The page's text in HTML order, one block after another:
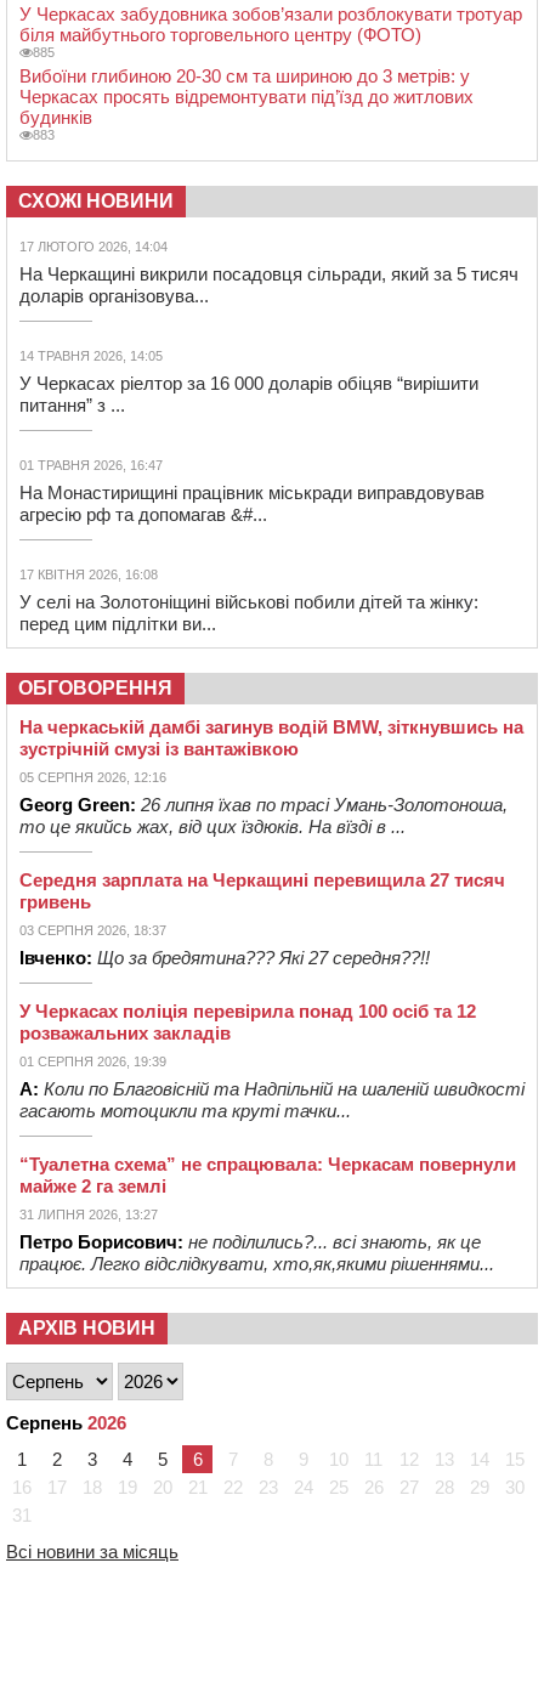
У Черкасах забудовника зобов’язали розблокувати тротуар
біля майбутнього торговельного центру (ФОТО)
885
Вибоїни глибиною 20-30 см та шириною до 3 метрів: у
Черкасах просять відремонтувати під’їзд до житлових
будинків
883
СХОЖІ НОВИНИ
17 ЛЮТОГО 2026, 14:04
На Черкащині викрили посадовця сільради, який за 5 тисяч
доларів організовува...
14 ТРАВНЯ 2026, 14:05
У Черкасах ріелтор за 16 000 доларів обіцяв “вирішити
питання” з ...
01 ТРАВНЯ 2026, 16:47
На Монастирищині працівник міськради виправдовував
агресію рф та допомагав &#...
17 КВІТНЯ 2026, 16:08
У селі на Золотоніщині військові побили дітей та жінку:
перед цим підлітки ви...
ОБГОВОРЕННЯ
На черкаській дамбі загинув водій BMW, зіткнувшись на
зустрічній смузі із вантажівкою
05 СЕРПНЯ 2026, 12:16
Georg Green: 26 липня їхав по трасі Умань-Золотоноша,
то це якийсь жах, від цих їздюків. На вїзді в ...
Середня зарплата на Черкащині перевищила 27 тисяч
гривень
03 СЕРПНЯ 2026, 18:37
Івченко: Що за бредятина??? Які 27 середня??!!
У Черкасах поліція перевірила понад 100 осіб та 12
розважальних закладів
01 СЕРПНЯ 2026, 19:39
А: Коли по Благовісній та Надпільній на шаленій швидкості
гасають мотоцикли та круті тачки...
“Туалетна схема” не спрацювала: Черкасам повернули
майже 2 га землі
31 ЛИПНЯ 2026, 13:27
Петро Борисович: не поділились?... всі знають, як це
працює. Легко відслідкувати, хто,як,якими рішеннями...
АРХІВ НОВИН
Серпень 2026
1
2 3 4 5 6 7 8 9 10 11 12 13 14
15
16
17 18 19 20 21 22 23 24 25 26 27 28 29
30
31
Всі новини за місяць